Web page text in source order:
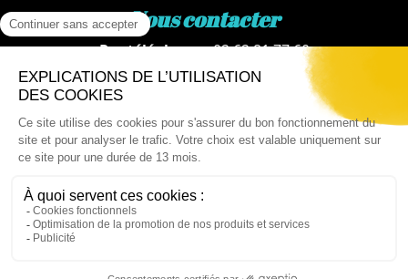
Nous contacter
Par téléphone :02 62 81 77 60
Via email :artotheque@cg974.fr